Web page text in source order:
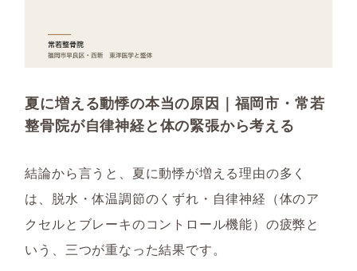
夏に増える動悸の本当の原因｜福岡市・常若
整骨院が自律神経と体の緊張から考える
結論から言うと、夏に動悸が増える理由の多く
は、脱水・体温調節のくずれ・自律神経（体のア
クセルとブレーキのコントロール機能）の疲弊と
いう、三つが重なった結果です。